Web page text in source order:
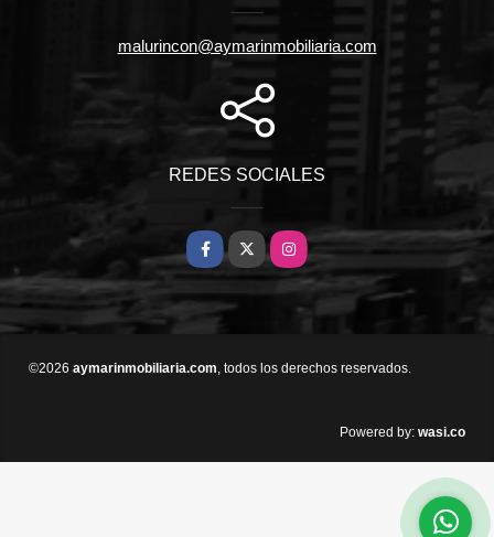
malurincon@aymarinmobiliaria.com
REDES SOCIALES
Facebook
X Instagram
©2026 aymarinmobiliaria.com, todos los derechos reservados.
Powered by: wasi.co